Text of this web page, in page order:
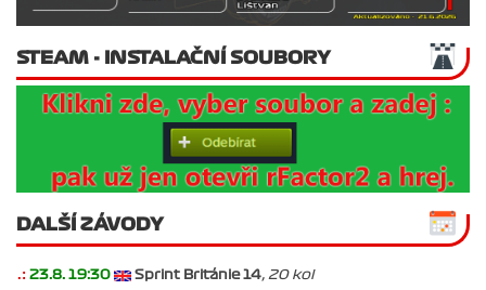
STEAM - INSTALAČNÍ SOUBORY
DALŠÍ ZÁVODY
.: 23.8. 19:30 Sprint Británie 14, 20 kol